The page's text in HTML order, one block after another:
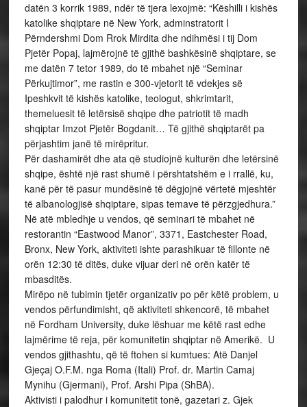
datën 3 korrik 1989, ndër të tjera lexojmë: “Këshilli i kishës
katolike shqiptare në New York, adminstratorit I
Përndershmi Dom Rrok Mirdita dhe ndihmësi i tij Dom
Pjetër Popaj, lajmërojnë të gjithë bashkësinë shqiptare, se
me datën 7 tetor 1989, do të mbahet një “Seminar
Përkujtimor”, me rastin e 300-vjetorit të vdekjes së
Ipeshkvit të kishës katolike, teologut, shkrimtarit,
themeluesit të letërsisë shqipe dhe patriotit të madh
shqiptar Imzot Pjetër Bogdanit… Të gjithë shqiptarët pa
përjashtim janë të mirëpritur.
Për dashamirët dhe ata që studiojnë kulturën dhe letërsinë
shqipe, është një rast shumë i përshtatshëm e i rrallë, ku,
kanë për të pasur mundësinë të dëgjojnë vërtetë mjeshtër
të albanologjisë shqiptare, sipas temave të përzgjedhura.”
Në atë mbledhje u vendos, që seminari të mbahet në
restorantin “Eastwood Manor”, 3371, Eastchester Road,
Bronx, New York, aktiviteti ishte parashikuar të fillonte në
orën 12:30 të ditës, duke vijuar deri në orën katër të
mbasditës.
Mirëpo në tubimin tjetër organizativ po për këtë problem, u
vendos përfundimisht, që aktiviteti shkencorë, të mbahet
në Fordham University, duke lëshuar me këtë rast edhe
lajmërime të reja, për komunitetin shqiptar në Amerikë. U
vendos gjithashtu, që të ftohen si kumtues: Atë Danjel
Gjeçaj O.F.M. nga Roma (Itali) Prof. dr. Martin Camaj
Mynihu (Gjermani), Prof. Arshi Pipa (ShBA).
Aktivisti i palodhur i komunitetit tonë, gazetari z. Gjek